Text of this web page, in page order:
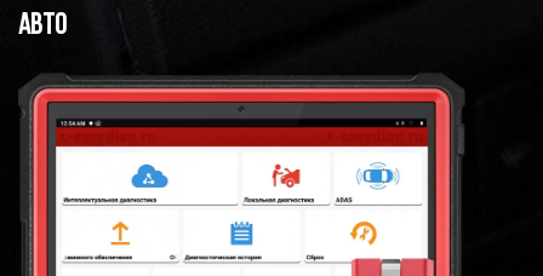
авто